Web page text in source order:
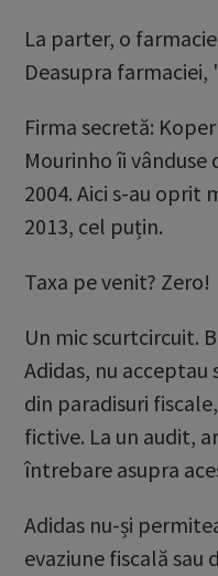
La parter, o
Deasupra farmaciei,
Firma secretă: Koper
Mourinho îi
2004. Aici s-au oprit
2013, cel puțin.
Taxa pe venit? Zero!
Un mic scurtcircuit.
Adidas, nu acceptau
din paradisuri
fictive. La un audit,
întrebare asupra
Adidas nu-și
evaziune fiscală sau